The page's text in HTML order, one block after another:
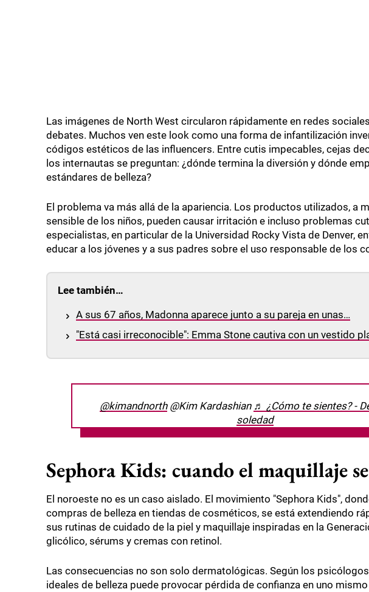
Las imágenes de North West circularon rápidamente en redes
debates. Muchos ven este look como una forma de infantilización
códigos estéticos de las influencers. Entre cutis impecables, cejas
los internautas se preguntan: ¿dónde termina la diversión y dónde
estándares de belleza?
El problema va más allá de la apariencia. Los productos utilizados, a
sensible de los niños, pueden causar irritación e incluso problemas
especialistas, en particular de la Universidad Rocky Vista de Denver,
educar a los jóvenes y a sus padres sobre el uso responsable de los
Lee también…
A sus 67 años, Madonna aparece junto a su pareja en unas…
"Está casi irreconocible": Emma Stone cautiva con un vestido
@kimandnorth@Kim Kardashian ♬ ¿Cómo te sientes? -
soledad
Sephora Kids: cuando el maquillaje
El noroeste no es un caso aislado. El movimiento "Sephora Kids",
compras de belleza en tiendas de cosméticos, se está extendiendo
sus rutinas de cuidado de la piel y maquillaje inspiradas en la
glicólico, sérums y cremas con retinol.
Las consecuencias no son solo dermatológicas. Según los
ideales de belleza puede provocar pérdida de confianza en uno